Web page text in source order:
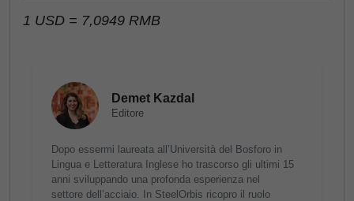
1 USD = 7,0949 RMB
Demet Kazdal
Editore
Dopo essermi laureata all’Università del Bosforo in
Lingua e Letteratura Inglese ho trascorso gli ultimi 15
anni sviluppando una profonda esperienza nel
settore dell’acciaio. In SteelOrbis ricopro il ruolo